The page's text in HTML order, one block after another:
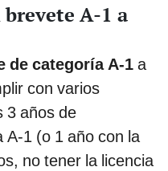
A-1 a
de categoría A-1 a
con varios
3 años de
A-1 (o 1 año con la
no tener la licencia